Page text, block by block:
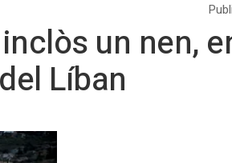
un nen,
Líban